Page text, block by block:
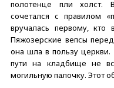
полотенце пли холст.
сочетался с правилом
вручалась первому, кто
Пяжозерские вепсы
она шла в пользу церкви.
пути на кладбище не
могильную палочку. Этот